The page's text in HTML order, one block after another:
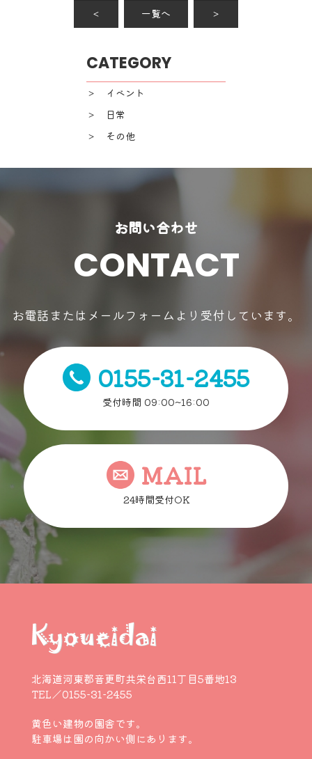
＜ 一覧へ ＞
CATEGORY
＞ イベント
＞ 日常
＞ その他
お問い合わせ
CONTACT
お電話またはメールフォームより受付しています。
0155-31-2455
受付時間 09:00~16:00
MAIL
24時間受付OK
北海道河東郡音更町共栄台西11丁目5番地13
TEL／0155-31-2455
黄色い建物の園舎です。
駐車場は園の向かい側にあります。